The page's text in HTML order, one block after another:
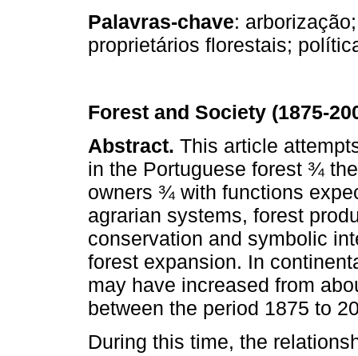
Palavras-chave:
proprietários florestais;
Forest and Society (1875-
Abstract. This article
in the Portuguese forest ¾
owners ¾ with functions
agrarian systems, forest
conservation and symbolic
forest expansion. In
may have increased from
between the period 1875 to
During this time, the